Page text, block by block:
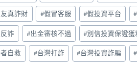
真詐財 #假冒客服 #假投資平台 #
詐 #出金審核不過 #別信投資保證獲
自救 #台灣打詐 #台灣投資詐騙 #